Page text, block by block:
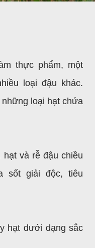
thực phẩm, một
loại đậu khác.
loại hạt chứa
hạt và rễ đậu chiều
sốt giải độc, tiêu
hạt dưới dạng sắc